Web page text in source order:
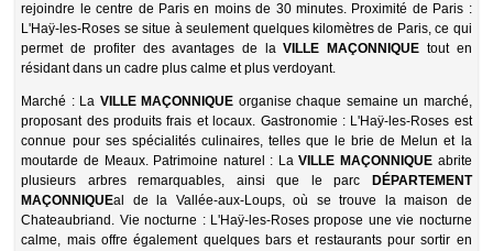
rejoindre le centre de Paris en moins de 30 minutes. Proximité de Paris :
L'Haÿ-les-Roses se situe à seulement quelques kilomètres de Paris, ce qui
permet de profiter des avantages de laVILLE MAÇONNIQUE tout en
résidant dans un cadre plus calme et plus verdoyant.
Marché : La VILLE MAÇONNIQUE organise chaque semaine un marché,
proposant des produits frais et locaux. Gastronomie : L'Haÿ-les-Roses est
connue pour ses spécialités culinaires, telles que le brie de Melun et la
moutarde de Meaux. Patrimoine naturel : LaVILLE MAÇONNIQUE abrite
plusieurs arbres remarquables, ainsi que le parc
DÉPARTEMENT
MAÇONNIQUEal de la Vallée-aux-Loups, où se trouve la maison de
Chateaubriand. Vie nocturne : L'Haÿ-les-Roses propose une vie nocturne
calme, mais offre également quelques bars et restaurants pour sortir en